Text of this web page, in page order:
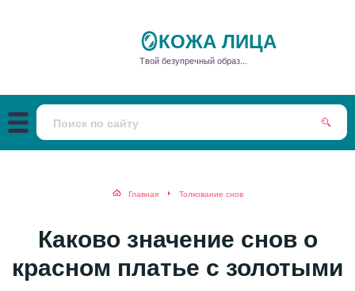
🪞КОЖА ЛИЦА
Твой безупречный образ...
Главная Толкование снов
Каково значение снов о
красном платье с золотыми